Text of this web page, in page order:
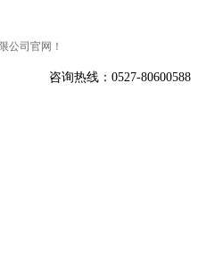
公司官网！
咨询热线：0527-80600588